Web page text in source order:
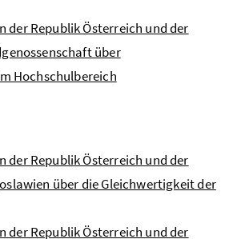
der Republik Österreich und der
über
Hochschulbereich
der Republik Österreich und der
über die Gleichwertigkeit der
der Republik Österreich und der